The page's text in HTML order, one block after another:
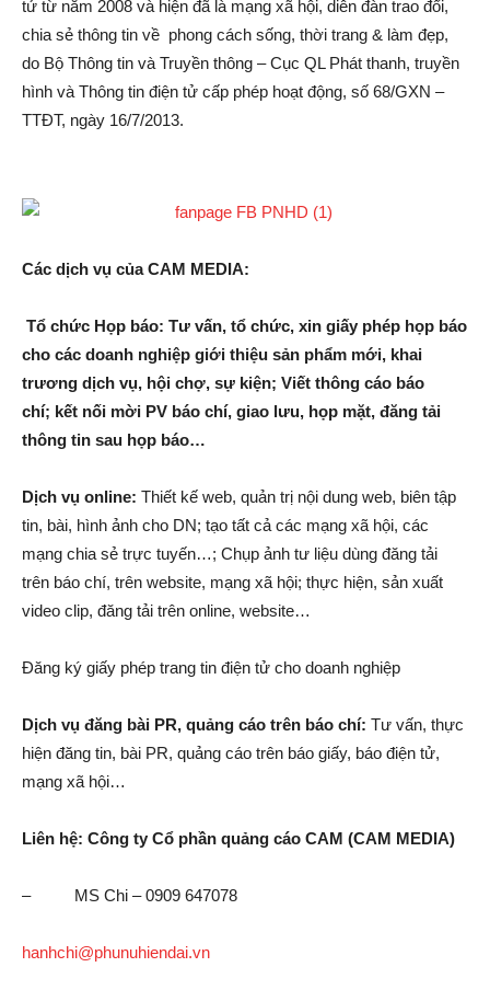
tử từ năm 2008 và hiện đã là mạng xã hội, diễn đàn trao đổi,
chia sẻ thông tin về phong cách sống, thời trang & làm đẹp,
do Bộ Thông tin và Truyền thông – Cục QL Phát thanh, truyền
hình và Thông tin điện tử cấp phép hoạt động, số 68/GXN –
TTĐT, ngày 16/7/2013.
Các dịch vụ của CAM MEDIA:
Tổ chức Họp báo: Tư vấn, tổ chức, xin giấy phép họp báo
cho các doanh nghiệp giới thiệu sản phẩm mới, khai
trương dịch vụ, hội chợ, sự kiện; Viết thông cáo báo
chí; kết nối mời PV báo chí, giao lưu, họp mặt, đăng tải
thông tin sau họp báo…
Dịch vụ online: Thiết kế web, quản trị nội dung web, biên tập
tin, bài, hình ảnh cho DN; tạo tất cả các mạng xã hội, các
mạng chia sẻ trực tuyến…; Chụp ảnh tư liệu dùng đăng tải
trên báo chí, trên website, mạng xã hội; thực hiện, sản xuất
video clip, đăng tải trên online, website…
Đăng ký giấy phép trang tin điện tử cho doanh nghiệp
Dịch vụ đăng bài PR, quảng cáo trên báo chí: Tư vấn, thực
hiện đăng tin, bài PR, quảng cáo trên báo giấy, báo điện tử,
mạng xã hội…
Liên hệ: Công ty Cổ phần quảng cáo CAM (CAM MEDIA)
– MS Chi – 0909 647078
hanhchi@phunuhiendai.vn